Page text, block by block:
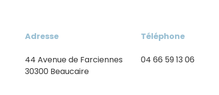
Adresse
44 Avenue de Farciennes
30300 Beaucaire
Téléphone
04 66 59 13 06